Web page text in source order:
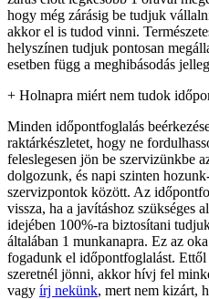
hogy még zárásig be tudjuk
akkor el is tudod vinni.
helyszínen tudjuk pontosan
esetben függ a meghibásodás
+ Holnapra miért nem tudok
Minden időpontfoglalás
raktárkészletet, hogy ne
feleslegesen jön be szervizünkbe
dolgozunk, és napi szinten
szervizpontok között. Az
vissza, ha a javításhoz szükséges
idejében 100%-ra biztosítani
általában 1 munkanapra. Ez az
fogadunk el időpontfoglalást.
szeretnél jönni, akkor hívj fel
vagy írj nekünk, mert nem kizárt,